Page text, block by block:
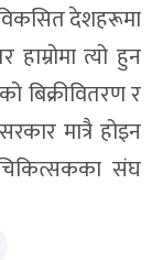
देशहरूमा
त्यो हुन
बिक्रीवितरण र
मात्रै होइन
संघ